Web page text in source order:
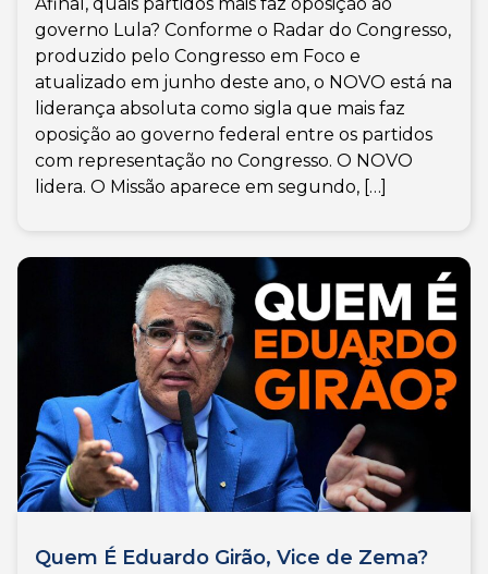
governo Lula? Conforme o Radar do Congresso,
produzido pelo Congresso em Foco e
atualizado em junho deste ano, o NOVO está na
liderança absoluta como sigla que mais faz
oposição ao governo federal entre os partidos
com representação no Congresso. O NOVO
lidera. O Missão aparece em segundo, […]
Quem É Eduardo Girão, Vice de Zema?